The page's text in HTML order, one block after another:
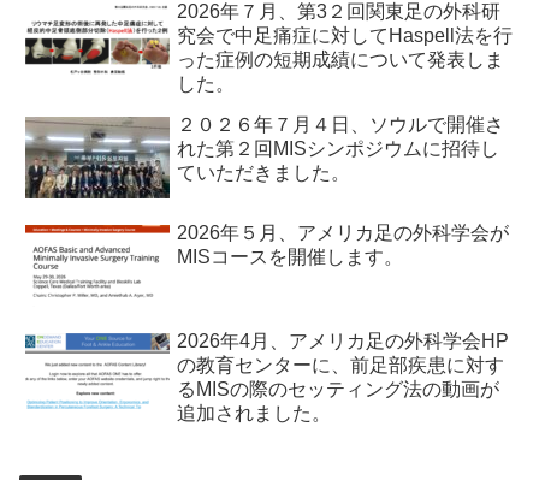
2026年７月、第3２回関東足の外科研
究会で中足痛症に対してHaspell法を行
った症例の短期成績について発表しま
した。
２０２６年７月４日、ソウルで開催さ
れた第２回MISシンポジウムに招待し
ていただきました。
2026年５月、アメリカ足の外科学会が
MISコースを開催します。
2026年4月、アメリカ足の外科学会HP
の教育センターに、前足部疾患に対す
るMISの際のセッティング法の動画が
追加されました。